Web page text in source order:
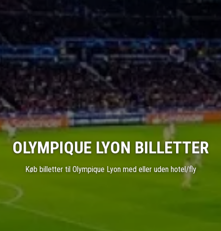
OLYMPIQUE LYON BILLETTER
Køb billetter til Olympique Lyon med eller uden hotel/fly